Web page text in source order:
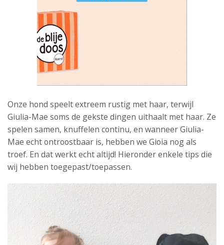
Onze hond speelt extreem rustig met haar, terwijl
Giulia-Mae soms de gekste dingen uithaalt met haar. Ze
spelen samen, knuffelen continu, en wanneer Giulia-
Mae echt ontroostbaar is, hebben we Gioia nog als
troef. En dat werkt echt altijd! Hieronder enkele tips die
wij hebben toegepast/toepassen.